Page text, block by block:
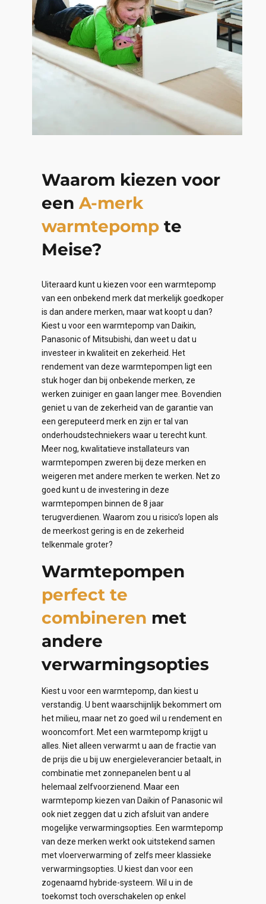
Waarom kiezen voor
een A-merk
warmtepomp te
Meise?
Uiteraard kunt u kiezen voor een warmtepomp
van een onbekend merk dat merkelijk goedkoper
is dan andere merken, maar wat koopt u dan?
Kiest u voor een warmtepomp van Daikin,
Panasonic of Mitsubishi, dan weet u dat u
investeer in kwaliteit en zekerheid. Het
rendement van deze warmtepompen ligt een
stuk hoger dan bij onbekende merken, ze
werken zuiniger en gaan langer mee. Bovendien
geniet u van de zekerheid van de garantie van
een gereputeerd merk en zijn er tal van
onderhoudstechniekers waar u terecht kunt.
Meer nog, kwalitatieve installateurs van
warmtepompen zweren bij deze merken en
weigeren met andere merken te werken. Net zo
goed kunt u de investering in deze
warmtepompen binnen de 8 jaar
terugverdienen. Waarom zou u risico’s lopen als
de meerkost gering is en de zekerheid
telkenmale groter?
Warmtepompen
perfect te
combineren met
andere
verwarmingsopties
Kiest u voor een warmtepomp, dan kiest u
verstandig. U bent waarschijnlijk bekommert om
het milieu, maar net zo goed wil u rendement en
wooncomfort. Met een warmtepomp krijgt u
alles. Niet alleen verwarmt u aan de fractie van
de prijs die u bij uw energieleverancier betaalt, in
combinatie met zonnepanelen bent u al
helemaal zelfvoorzienend. Maar een
warmtepomp kiezen van Daikin of Panasonic wil
ook niet zeggen dat u zich afsluit van andere
mogelijke verwarmingsopties. Een warmtepomp
van deze merken werkt ook uitstekend samen
met vloerverwarming of zelfs meer klassieke
verwarmingsopties. U kiest dan voor een
zogenaamd hybride-systeem. Wil u in de
toekomst toch overschakelen op enkel